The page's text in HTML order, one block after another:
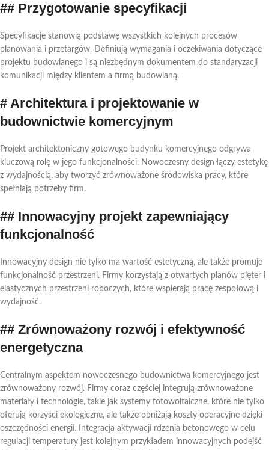
## Przygotowanie specyfikacji
Specyfikacje stanowią podstawę wszystkich kolejnych procesów
planowania i przetargów. Definiują wymagania i oczekiwania dotyczące
projektu budowlanego i są niezbędnym dokumentem do standaryzacji
komunikacji między klientem a firmą budowlaną.
# Architektura i projektowanie w
budownictwie komercyjnym
Projekt architektoniczny gotowego budynku komercyjnego odgrywa
kluczową rolę w jego funkcjonalności. Nowoczesny design łączy estetykę
z wydajnością, aby tworzyć zrównoważone środowiska pracy, które
spełniają potrzeby firm.
## Innowacyjny projekt zapewniający
funkcjonalność
Innowacyjny design nie tylko ma wartość estetyczną, ale także promuje
funkcjonalność przestrzeni. Firmy korzystają z otwartych planów pięter i
elastycznych przestrzeni roboczych, które wspierają pracę zespołową i
wydajność.
## Zrównoważony rozwój i efektywność
energetyczna
Centralnym aspektem nowoczesnego budownictwa komercyjnego jest
zrównoważony rozwój. Firmy coraz częściej integrują zrównoważone
materiały i technologie, takie jak systemy fotowoltaiczne, które nie tylko
oferują korzyści ekologiczne, ale także obniżają koszty operacyjne dzięki
oszczędności energii. Integracja aktywacji rdzenia betonowego w celu
regulacji temperatury jest kolejnym przykładem innowacyjnych podejść